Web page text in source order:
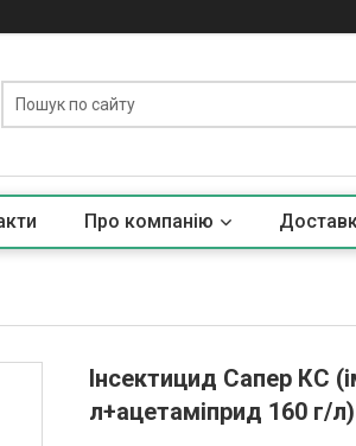
Про компанію
Інсектицид Сапер КС
л+ацетаміприд 160 г/